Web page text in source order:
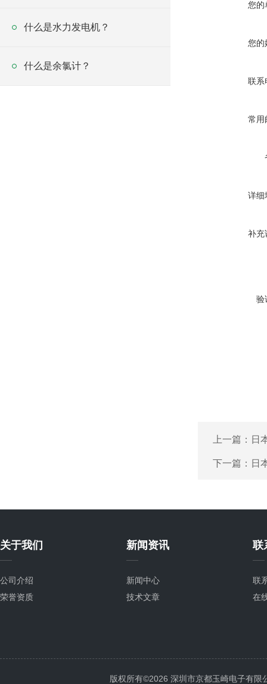
您的
您的
联系
常用
详细
补充
验
上一篇： 日
下一篇： 日
什么是水力发电机？
什么是余氯计？
关于我们
公司介绍
荣誉资质
新闻资讯
新闻中心
技术文章
联
联
在
版权所有©2026 深圳市京都玉崎电子有